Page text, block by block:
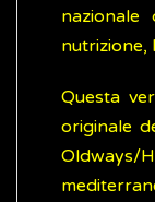
nutrizione,
Questa
originale
Oldways/